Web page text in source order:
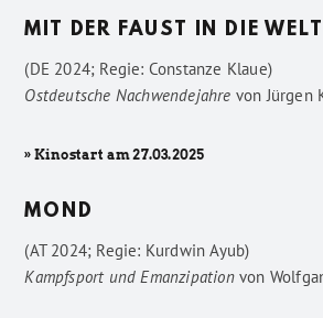
MIT DER FAUST IN DIE
(DE 2024; Regie: Constanze Klaue)
Ostdeutsche Nachwendejahre vonJürgen
» Kinostart am 27.03.2025
MOND
(AT 2024; Regie: Kurdwin Ayub)
Kampfsport und Emanzipationvon